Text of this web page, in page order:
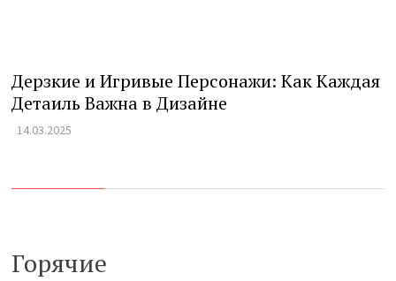
Дерзкие и Игривые Персонажи: Как Каждая
Детаиль Важна в Дизайне
14.03.2025
Горячие